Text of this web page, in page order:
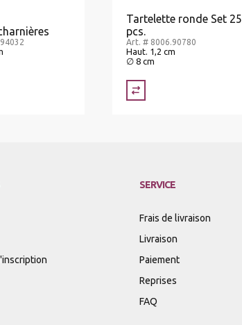
Tartelette ronde Set 25
pcs.
Art. # 8006.90780
Haut. 1,2 cm
∅ 8 cm
SERVICE
Frais de livraison
Livraison
Paiement
Reprises
FAQ